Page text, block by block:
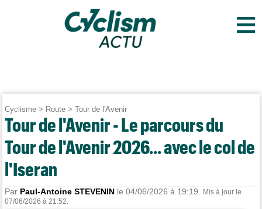
≡
Cyclisme > Route >Tour de l'Avenir
Tour de l'Avenir - Le parcours du
Tour de l'Avenir 2026... avec le col de
l'Iseran
Par Paul-Antoine STEVENIN le 04/06/2026 à 19:19.
Mis à jour le
07/06/2026 à 21:52.